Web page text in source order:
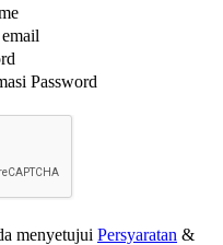
Password
menyetujui Persyaratan &